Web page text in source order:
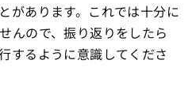
があります。これでは十分に
んので、振り返りをしたら
するように意識してくださ